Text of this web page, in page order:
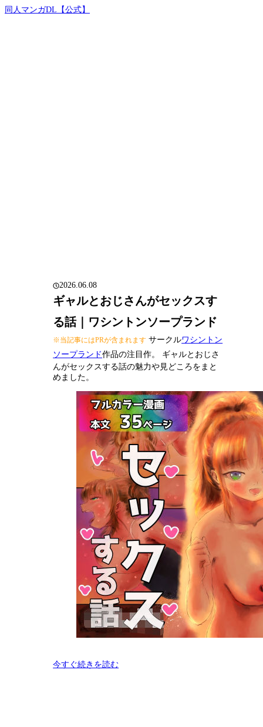
同人マンガDL【公式】
2026.06.08
ギャルとおじさんがセックスす
る話｜ワシントンソープランド
※当記事にはPRが含まれます サークルワシントン
ソープランド作品の注目作。 ギャルとおじさ
んがセックスする話の魅力や見どころをまと
めました。
今すぐ続きを読む